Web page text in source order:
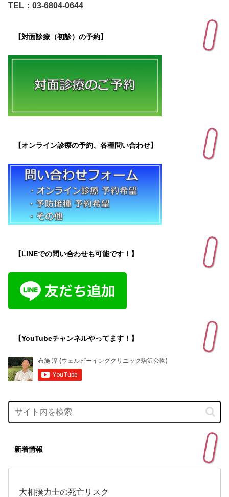
TEL：03-6804-0644
【対面診療（初診）の予約】
【オンライン診療の予約、各種問い合わせ】
【LINEでの問い合わせも可能です！】
【YouTubeチャンネルやってます！】
新着情報
大相撲力士の死亡リスク